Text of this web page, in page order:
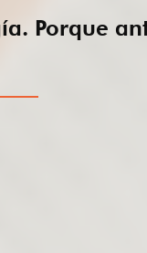
Porque